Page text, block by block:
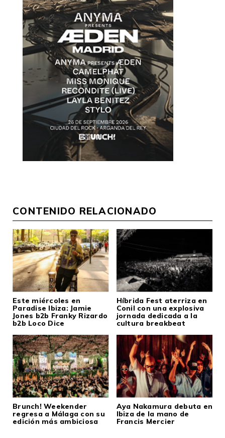
CONTENIDO RELACIONADO
Este miércoles en
Paradise Ibiza: Jamie
Jones b2b Franky Rizardo
b2b Loco Dice
Híbrida Fest aterriza en
Conil con una explosiva
jornada dedicada a la
cultura breakbeat
Brunch! Weekender
regresa a Málaga con su
edición más ambiciosa
Aya Nakamura debuta en
Ibiza de la mano de
Francis Mercier